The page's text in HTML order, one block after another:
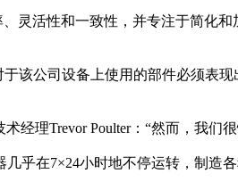
灵活性和一致性，并专注于简化
该公司设备上使用的部件必须表
经理Trevor Poulter：“然而，我
乎在7×24小时地不停运转，制造